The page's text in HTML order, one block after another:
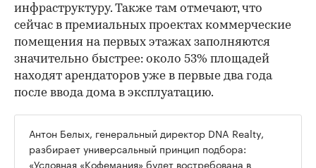
инфраструктуру. Также там отмечают, что
сейчас в премиальных проектах коммерческие
помещения на первых этажах заполняются
значительно быстрее: около 53% площадей
находят арендаторов уже в первые два года
после ввода дома в эксплуатацию.
Антон Белых, генеральный директор DNA Realty,
разбирает универсальный принцип подбора:
«Условная «Кофемания» будет востребована в